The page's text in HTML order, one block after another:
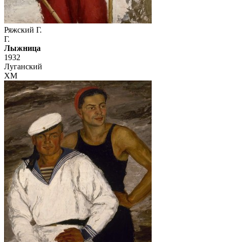
Ряжский Г.
Г.
Лыжница
1932
Луганский
ХМ